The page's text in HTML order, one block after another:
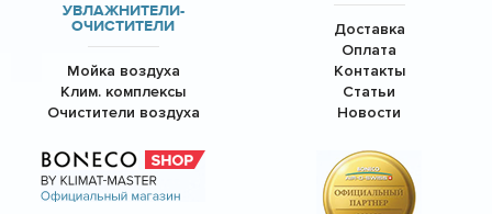
УВЛАЖНИТЕЛИ-
ОЧИСТИТЕЛИ
Мойка воздуха
Клим. комплексы
Очистители воздуха
Доставка
Оплата
Контакты
Статьи
Новости